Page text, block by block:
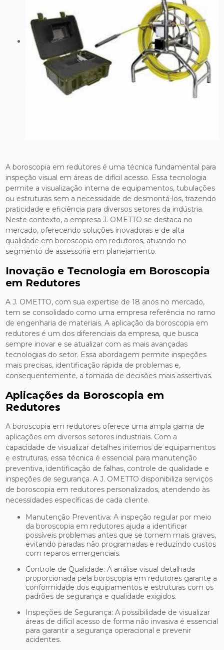
A boroscopia em redutores é uma técnica fundamental para
inspeção visual em áreas de difícil acesso. Essa tecnologia
permite a visualização interna de equipamentos, tubulações
ou estruturas sem a necessidade de desmontá-los, trazendo
praticidade e eficiência para diversos setores da indústria.
Neste contexto, a empresa J. OMETTO se destaca no
mercado, oferecendo soluções inovadoras e de alta
qualidade em boroscopia em redutores, atuando no
segmento de assessoria em planejamento.
Inovação e Tecnologia em Boroscopia
em Redutores
A J. OMETTO, com sua expertise de 18 anos no mercado,
tem se consolidado como uma empresa referência no ramo
de engenharia de materiais. A aplicação da boroscopia em
redutores é um dos diferenciais da empresa, que busca
sempre inovar e se atualizar com as mais avançadas
tecnologias do setor. Essa abordagem permite inspeções
mais precisas, identificação rápida de problemas e,
consequentemente, a tomada de decisões mais assertivas.
Aplicações da Boroscopia em
Redutores
A boroscopia em redutores oferece uma ampla gama de
aplicações em diversos setores industriais. Com a
capacidade de visualizar detalhes internos de equipamentos
e estruturas, essa técnica é essencial para manutenção
preventiva, identificação de falhas, controle de qualidade e
inspeções de segurança. A J. OMETTO disponibiliza serviços
de boroscopia em redutores personalizados, atendendo às
necessidades específicas de cada cliente.
Manutenção Preventiva: A inspeção regular por meio
da boroscopia em redutores ajuda a identificar
possíveis problemas antes que se tornem mais graves,
evitando paradas não programadas e reduzindo custos
com reparos emergenciais.
Controle de Qualidade: A análise visual detalhada
proporcionada pela boroscopia em redutores garante a
conformidade dos equipamentos e estruturas com os
padrões de segurança e qualidade exigidos.
Inspeções de Segurança: A possibilidade de visualizar
áreas de difícil acesso de forma não invasiva é essencial
para garantir a segurança operacional e prevenir
acidentes.